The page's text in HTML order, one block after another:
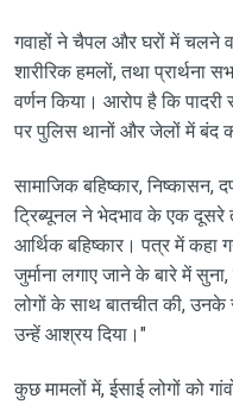
गवाहों ने चैपल और घरों में चलने
शारीरिक हमलों, तथा
वर्णन किया। आरोप है कि
पर पुलिस थानों और जेलों में बंद
सामाजिक बहिष्कार,
ट्रिब्यूनल ने भेदभाव के एक दूसरे
आर्थिक बहिष्कार। पत्र में कहा
जुर्माना लगाए जाने के बारे में
लोगों के साथ बातचीत की, उनके
उन्हें आश्रय दिया।"
कुछ मामलों में, ईसाई लोगों को